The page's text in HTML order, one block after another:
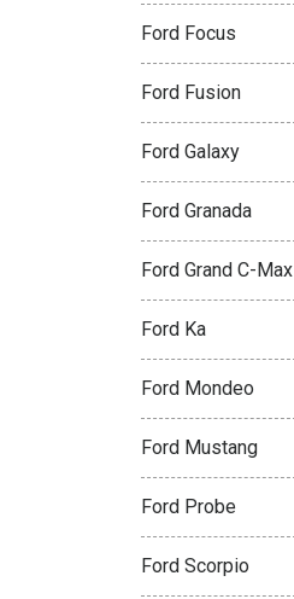
Ford Focus
Ford Fusion
Ford Galaxy
Ford Granada
Ford Grand C-Max
Ford Ka
Ford Mondeo
Ford Mustang
Ford Probe
Ford Scorpio